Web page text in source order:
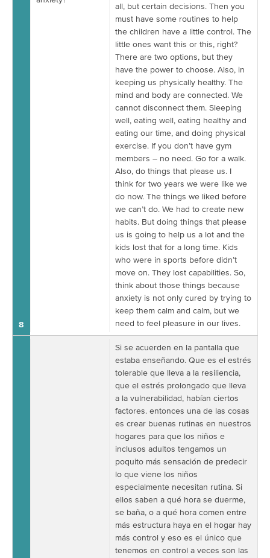
8
all, but certain decisions. Then you
must have some routines to help
the children have a little control. The
little ones want this or this, right?
There are two options, but they
have the power to choose. Also, in
keeping us physically healthy. The
mind and body are connected. We
cannot disconnect them. Sleeping
well, eating well, eating healthy and
eating our time, and doing physical
exercise. If you don’t have gym
members – no need. Go for a walk.
Also, do things that please us. I
think for two years we were like we
do now. The things we liked before
we can’t do. We had to create new
habits. But doing things that please
us is going to help us a lot and the
kids lost that for a long time. Kids
who were in sports before didn’t
move on. They lost capabilities. So,
think about those things because
anxiety is not only cured by trying to
keep them calm and calm, but we
need to feel pleasure in our lives.
Si se acuerden en la pantalla que
estaba enseñando. Que es el estrés
tolerable que lleva a la resiliencia,
que el estrés prolongado que lleva
a la vulnerabilidad, habían ciertos
factores. entonces una de las cosas
es crear buenas rutinas en nuestros
hogares para que los niños e
inclusos adultos tengamos un
poquito más sensación de predecir
lo que viene los niños
especialmente necesitan rutina. Si
ellos saben a qué hora se duerme,
se baña, o a qué hora comen entre
más estructura haya en el hogar hay
más control y eso es el único que
tenemos en control a veces son las